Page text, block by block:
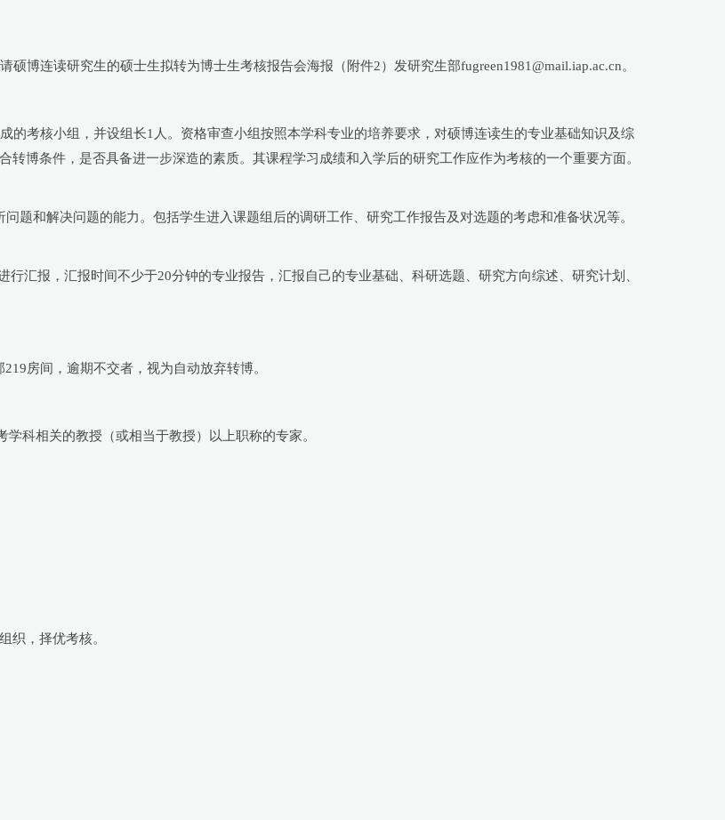
博连读研究生的硕士生拟转为博士生考核报告会海报（附件2）发研究生部fugreen1981@mail.iap.ac.cn。
的考核小组，并设组长1人。资格审查小组按照本学科专业的培养要求，对硕博连读生的专业基础知识及综
博条件，是否具备进一步深造的素质。其课程学习成绩和入学后的研究工作应作为考核的一个重要方面。
题和解决问题的能力。包括学生进入课题组后的调研工作、研究工作报告及对选题的考虑和准备状况等。
汇报，汇报时间不少于20分钟的专业报告，汇报自己的专业基础、科研选题、研究方向综述、研究计划、
房间，逾期不交者，视为自动放弃转博。
科相关的教授（或相当于教授）以上职称的专家。
织，择优考核。